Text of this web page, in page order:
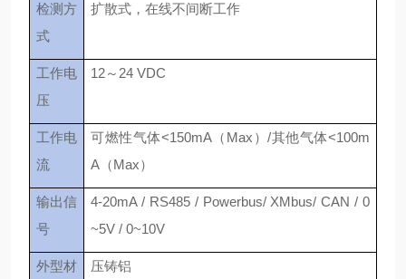
检测方
式
扩散式，在线不间断工作
工作电
压
12～24 VDC
工作电
流
可燃性气体<150mA（Max）/其他气体<100m
A（Max）
输出信
号
4-20mA / RS485 / Powerbus/ XMbus/ CAN / 0
~5V / 0~10V
外型材
压铸铝